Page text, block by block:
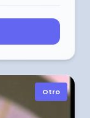
Otro